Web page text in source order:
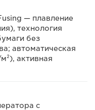
— плавление
технология
без
автоматическая
активная
с